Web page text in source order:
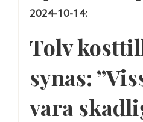
2024-10-14:
Tolv
synas:
vara